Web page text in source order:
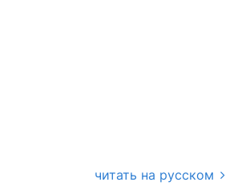
читать на русском